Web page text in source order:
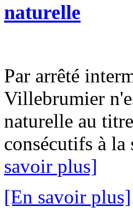
naturelle
Par arrêté
Villebrumier
naturelle au
consécutifs à la
savoir plus]
[En savoir plus]